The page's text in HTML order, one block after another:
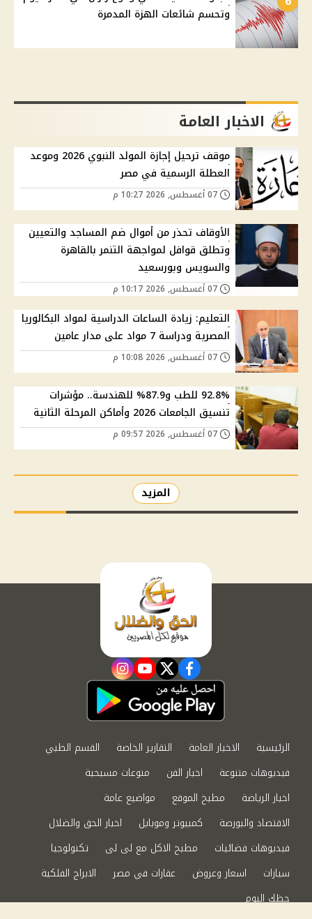
وتحسم شائعات الهزة المدمرة
الاخبار العامة
موقف ترحيل إجازة المولد النبوي 2026 وموعد
العطلة الرسمية في مصر
الأوقاف تحذر من أموال ضم المساجد والتعيين
وتطلق قوافل لمواجهة التنمر بالقاهرة
والسويس وبورسعيد
التعليم: زيادة الساعات الدراسية لمواد البكالوريا
المصرية ودراسة 7 مواد على مدار عامين
92.8% للطب و87.9% للهندسة.. مؤشرات
تنسيق الجامعات 2026 وأماكن المرحلة الثانية
المزيد
facebook
twitter
youtube
instagram
الرئيسية الاخبار العامة التقارير الخاصة
القسم الطبي
فيديوهات متنوعة
اخبار الفن
منوعات مسيحية
اخبار الرياضة
مطبخ الموقع
مواضيع عامة
الاقتصاد والبورصة
كمبيوتر وموبايل
اخبار الحق والضلال
فيديوهات فضائيات
مطبخ الاكل مع لى لى
تكنولوجيا
سيارات
اسعار وعروض عقارات في مصر
الابراج الفلكية
حظك اليوم